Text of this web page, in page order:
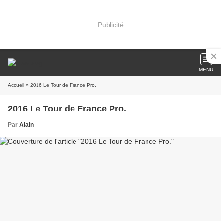
Publicité
MENU
Accueil » 2016 Le Tour de France Pro.
2016 Le Tour de France Pro.
Par Alain